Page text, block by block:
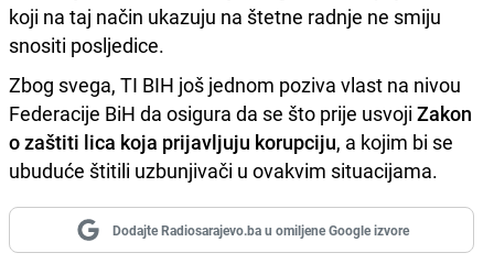
koji na taj način ukazuju na štetne radnje ne smiju
snositi posljedice.
Zbog svega, TI BIH još jednom poziva vlast na nivou
Federacije BiH da osigura da se što prije usvoji Zakon
o zaštiti lica koja prijavljuju korupciju, a kojim bi se
ubuduće štitili uzbunjivači u ovakvim situacijama.
Dodajte Radiosarajevo.ba u omiljene Google izvore